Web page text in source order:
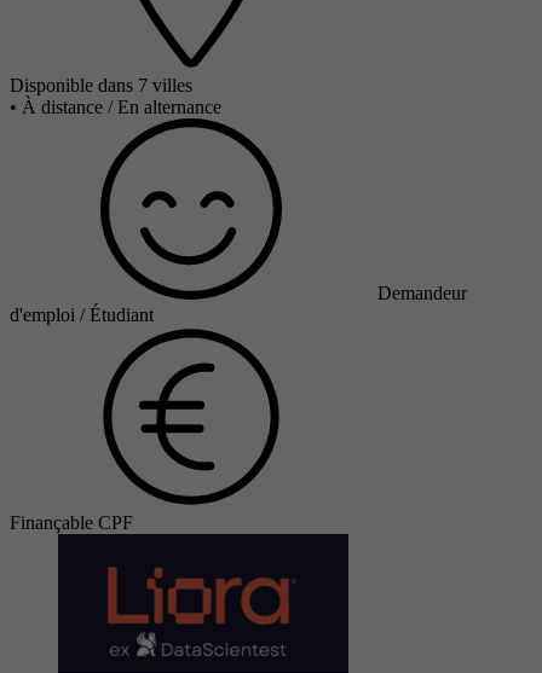
Disponible dans 7 villes
• À distance / En alternance
Demandeur
d'emploi / Étudiant
Finançable CPF